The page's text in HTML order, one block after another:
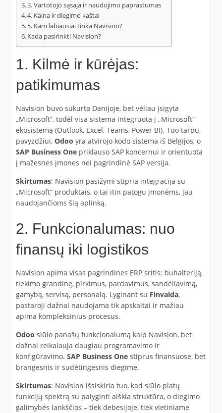
3. Vartotojo sąsaja ir naudojimo paprastumas
4. Kaina ir diegimo kaštai
5. Kam labiausiai tinka Navision?
Kada pasirinkti Navision?
1. Kilmė ir kūrėjas:
patikimumas
Navision buvo sukurta Danijoje, bet vėliau įsigyta
„Microsoft“, todėl visa sistema integruota į „Microsoft“
ekosistemą (Outlook, Excel, Teams, Power BI). Tuo tarpu,
pavyzdžiui, Odoo yra atvirojo kodo sistema iš Belgijos, o
SAP Business Onepriklauso SAP koncernui ir orientuota
į mažesnes įmones nei pagrindinė SAP versija.
Skirtumas: Navision pasižymi stipria integracija su
„Microsoft“ produktais, o tai itin patogu įmonėms, jau
naudojančioms šią aplinką.
2. Funkcionalumas: nuo
finansų iki logistikos
Navision apima visas pagrindines ERP sritis: buhalteriją,
tiekimo grandinę, pirkimus, pardavimus, sandėliavimą,
gamybą, servisą, personalą. Lyginant su Finvalda,
pastaroji dažnai naudojama tik apskaitai ir mažiau
apima kompleksinius procesus.
Odoo siūlo panašų funkcionalumą kaip Navision, bet
dažnai reikalauja daugiau programavimo ir
konfigūravimo. SAP Business Onestiprus finansuose, bet
brangesnis ir sudėtingesnis diegime.
Skirtumas: Navision išsiskiria tuo, kad siūlo platų
funkcijų spektrą su palyginti aiškia struktūra, o diegimo
galimybės lankščios – tiek debesijoje, tiek vietiniame